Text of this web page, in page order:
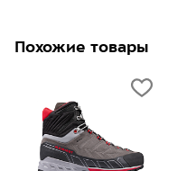
Похожие товары